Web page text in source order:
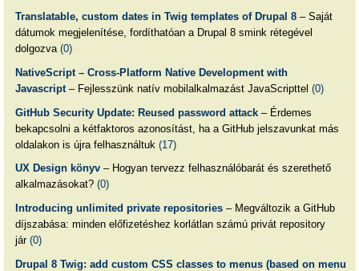
Translatable, custom dates in Twig templates of Drupal 8– Saját
dátumok megjelenítése, fordíthatóan a Drupal 8 smink rétegével
dolgozva (0)
NativeScript – Cross-Platform Native Development with
Javascript– Fejlesszünk natív mobilalkalmazást JavaScripttel (0)
GitHub Security Update: Reused password attack– Érdemes
bekapcsolni a kétfaktoros azonosítást, ha a GitHub jelszavunkat más
oldalakon is újra felhasználtuk (17)
UX Design könyv– Hogyan tervezz felhasználóbarát és szerethető
alkalmazásokat? (0)
Introducing unlimited private repositories– Megváltozik a GitHub
díjszabása: minden előfizetéshez korlátlan számú privát repository
jár (0)
Drupal 8 Twig: add custom CSS classes to menus (based on menu